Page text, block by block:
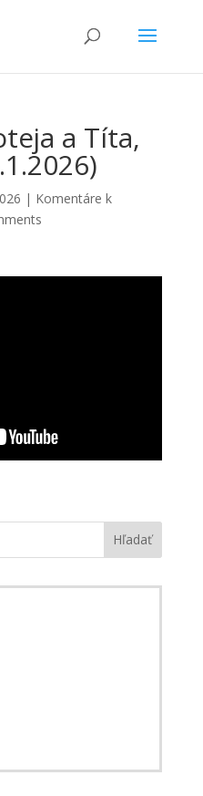
a Títa,
| Komentáre k
Hľadať